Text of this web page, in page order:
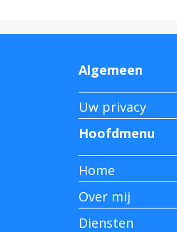
Algemeen
Uw privacy
Hoofdmenu
Home
Over mij
Diensten